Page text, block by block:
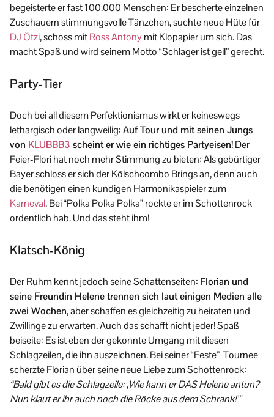
begeisterte er fast 100.000 Menschen: Er bescherte einzelnen
Zuschauern stimmungsvolle Tänzchen, suchte neue Hüte für
DJ Ötzi, schoss mitRoss Antonymit Klopapier um sich. Das
macht Spaß und wird seinem Motto “Schlager ist geil” gerecht.
Party-Tier
Doch bei all diesem Perfektionismus wirkt er keineswegs
lethargisch oder langweilig:Auf Tour und mit seinen Jungs
von KLUBBB3 scheint er wie ein richtiges Partyeisen!Der
Feier-Flori hat noch mehr Stimmung zu bieten: Als gebürtiger
Bayer schloss er sich der Kölschcombo Brings an, denn auch
die benötigen einen kundigen Harmonikaspieler zum
Karneval. Bei “Polka Polka Polka” rockte er im Schottenrock
ordentlich hab. Und das steht ihm!
Klatsch-König
Der Ruhm kennt jedoch seine Schattenseiten: Florian und
seine Freundin Helene trennen sich laut einigen Medien alle
zwei Wochen, aber schaffen es gleichzeitig zu heiraten und
Zwillinge zu erwarten. Auch das schafft nicht jeder! Spaß
beiseite: Es ist eben der gekonnte Umgang mit diesen
Schlagzeilen, die ihn auszeichnen. Bei seiner “Feste”-Tournee
scherzte Florian über seine neue Liebe zum Schottenrock:
“Bald gibt es die Schlagzeile: ,Wie kann er DAS Helene antun?
Nun klaut er ihr auch noch die Röcke aus dem Schrank!’”